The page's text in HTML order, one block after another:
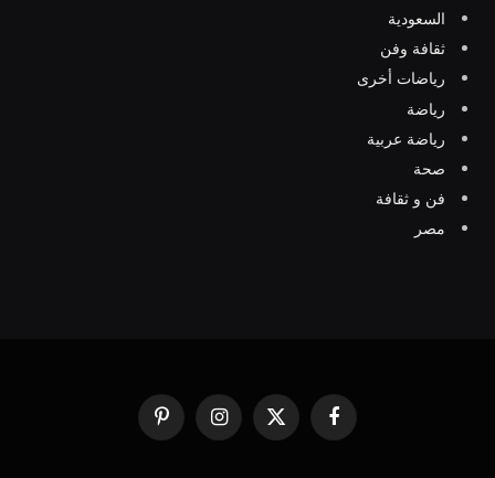
السعودية
ثقافة وفن
رياضات أخرى
رياضة
رياضة عربية
صحة
فن و ثقافة
مصر
فيسبوك
X
(Twitter)
الانستغرامبينتيريست